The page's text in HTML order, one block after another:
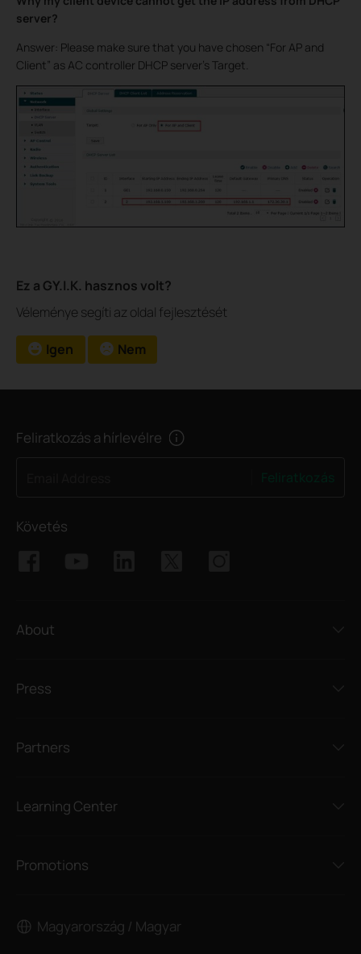
server?
Answer: Please make sure that you have chosen “For AP and
Client” as AC controller DHCP server’s Target.
Ez a GY.I.K. hasznos volt?
Véleménye segíti az oldal fejlesztését
Igen Nem
Feliratkozás a hírlevélre
Követés
About
Press
Partners
Learning Center
Promotions
Magyarország / Magyar